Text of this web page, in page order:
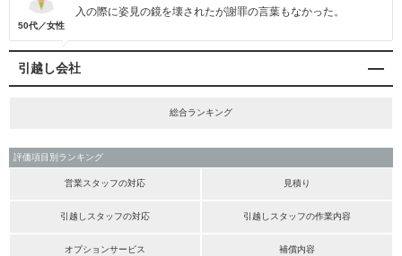
50代／女性
入の際に姿見の鏡を壊されたが謝罪の言葉もなかった。
引越し会社
総合ランキング
評価項目別ランキング
営業スタッフの対応 見積り
引越しスタッフの対応 引越しスタッフの作業内容
オプションサービス 補償内容